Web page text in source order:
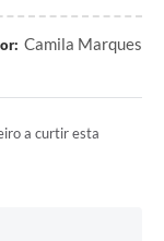
Camila Marques
a curtir esta